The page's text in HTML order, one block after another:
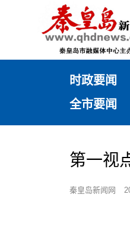
时政要闻
全市要闻
第一视
秦皇岛新闻网